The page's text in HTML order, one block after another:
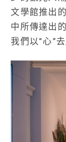
文學館推出
中所傳達出
我們以“心”